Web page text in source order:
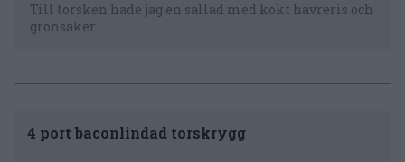
Till torsken hade jag en sallad med kokt havreris och
grönsaker.
4 port baconlindad torskrygg